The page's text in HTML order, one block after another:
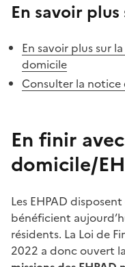
En savoir
En savoir plus sur
domicile
Consulter la
En finir
domicile/
Les EHPAD
bénéficient
résidents. La Loi de
2022 a donc ouvert